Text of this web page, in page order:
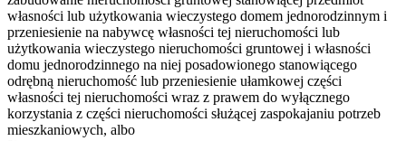
własności lub użytkowania wieczystego domem jednorodzinnym i
przeniesienie na nabywcę własności tej nieruchomości lub
użytkowania wieczystego nieruchomości gruntowej i własności
domu jednorodzinnego na niej posadowionego stanowiącego
odrębną nieruchomość lub przeniesienie ułamkowej części
własności tej nieruchomości wraz z prawem do wyłącznego
korzystania z części nieruchomości służącej zaspokajaniu potrzeb
mieszkaniowych, albo